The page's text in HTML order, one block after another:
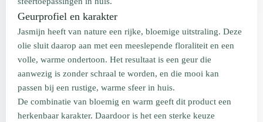
Geurprofiel en karakter
Jasmijn heeft van nature een rijke, bloemige uitstraling. Deze
olie sluit daarop aan met een meeslepende floraliteit en een
volle, warme ondertoon. Het resultaat is een geur die
aanwezig is zonder schraal te worden, en die mooi kan
passen bij een rustige, warme sfeer in huis.
De combinatie van bloemig en warm geeft dit product een
herkenbaar karakter. Daardoor is het een sterke keuze